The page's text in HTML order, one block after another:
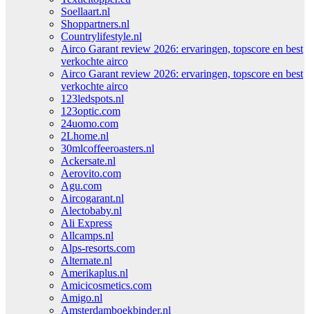
Soellaart.nl
Shoppartners.nl
Countrylifestyle.nl
Airco Garant review 2026: ervaringen, topscore en best
verkochte airco
Airco Garant review 2026: ervaringen, topscore en best
verkochte airco
123ledspots.nl
123optic.com
24uomo.com
2Lhome.nl
30mlcoffeeroasters.nl
Ackersate.nl
Aerovito.com
Agu.com
Aircogarant.nl
Alectobaby.nl
Ali Express
Allcamps.nl
Alps-resorts.com
Alternate.nl
Amerikaplus.nl
Amicicosmetics.com
Amigo.nl
Amsterdamboekbinder.nl